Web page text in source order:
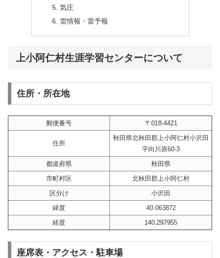
気圧
雷情報・雷予報
上小阿仁村生涯学習センターについて
住所・所在地
郵便番号 〒018-4421
住所
秋田県北秋田郡上小阿仁村小沢田
字向川原60-3
都道府県
秋田県
市町村区
北秋田郡上小阿仁村
区分け
小沢田
緯度
40.063872
経度
140.297955
座席表・アクセス・駐車場